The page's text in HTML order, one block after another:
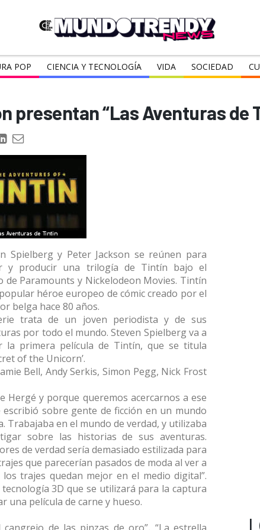
POP CIENCIA Y TECNOLOGÍA VIDA SOCIEDAD
presentan “Las Aventuras de
Spielberg y Peter Jackson se reúnen para
y producir una trilogía de Tintín bajo el
de Paramounts y Nickelodeon Movies. Tintín
héroe europeo de cómic creado por el
belga hace 80 años.
trata de un joven periodista y de sus
por todo el mundo. Steven Spielberg va a
la primera película de Tintín, que se titula
of the Unicorn’.
Bell, Andy Serkis, Simon Pegg, Nick Frost
Hergé y porque queremos acercarnos a ese
sobre gente de ficción en un mundo
Trabajaba en el mundo de verdad, y utilizaba
sobre las historias de sus aventuras.
de verdad sería demasiado estilizada para
que parecerían pasados de moda al ver a
trajes quedan mejor en el medio digital”.
3D que se utilizará para la captura
una película de carne y hueso.